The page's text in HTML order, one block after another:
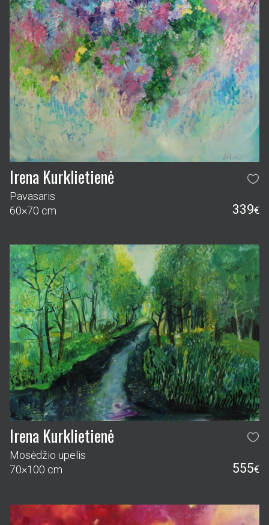
Irena Kurklietienė
Pavasaris
60×70 cm
339€
Irena Kurklietienė
Mosėdžio upelis
70×100 cm
555€